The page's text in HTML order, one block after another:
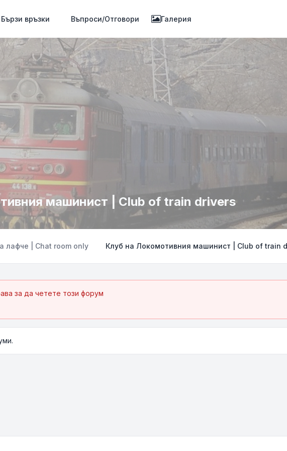
Бързи връзки Въпроси/Отговори Галерия
машинист | Club of train drivers
лафче | Chat room only Клуб на Локомотивния машинист | Club of train
за да четете този форум